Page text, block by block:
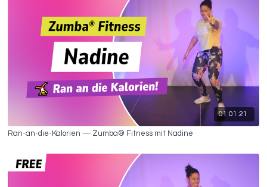
01:01:21
Ran-an-die-Kalorien — Zumba® Fitness mit Nadine